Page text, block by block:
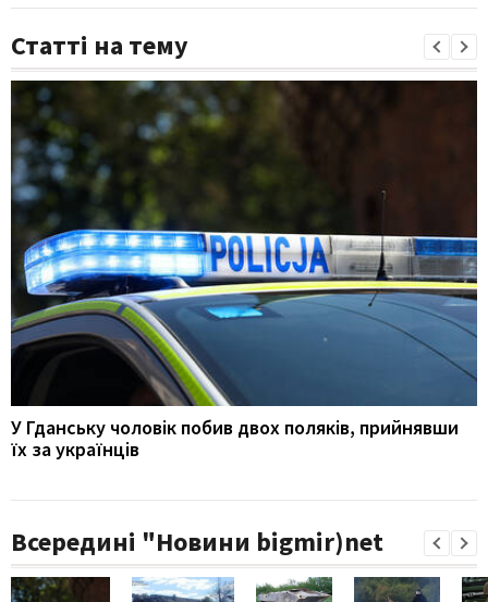
Статті на тему
У Гданську чоловік побив двох поляків, прийнявши
їх за українців
Всередині "Новини bigmir)net